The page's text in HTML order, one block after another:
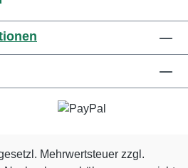
Mehrwertsteuer zzgl.